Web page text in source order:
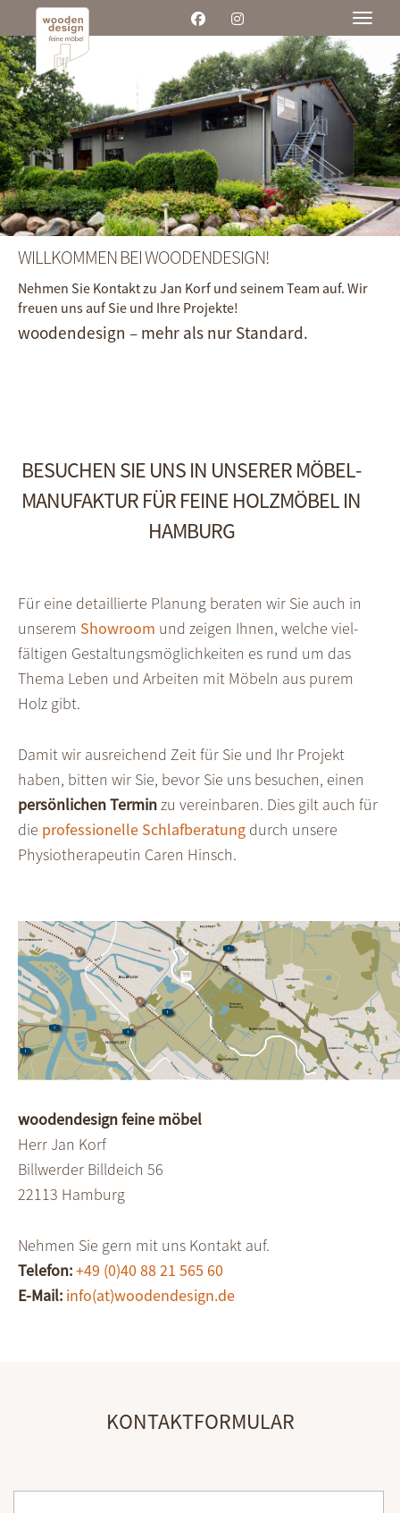
WILLKOMMEN BEI WOODENDESIGN!
Nehmen Sie Kontakt zu Jan Korf und seinem Team auf. Wir
freuen uns auf Sie und Ihre Projekte!
woodendesign – mehr als nur Standard.
BESUCHEN SIE UNS IN UNSERER MÖBEL­
MANUFAKTUR FÜR FEINE HOLZMÖBEL IN
HAMBURG
Für eine detaillierte Planung beraten wir Sie auch in
unserem Show­room und zeigen Ihnen, welche viel­
fältigen Gestal­tungs­möglich­keiten es rund um das
Thema Leben und Arbeiten mit Möbeln aus purem
Holz gibt.
Damit wir ausreichend Zeit für Sie und Ihr Projekt
haben, bitten wir Sie, bevor Sie uns besuchen, einen
persön­lichen Terminzu vereinbaren. Dies gilt auch für
die profes­sionelle Schlaf­beratung durch unsere
Physio­therapeutin Caren Hinsch.
woodendesign feine möbel
Herr Jan Korf
Billwerder Billdeich 56
22113 Hamburg
Nehmen Sie gern mit uns Kontakt auf.
Telefon:+49 (0)40 88 21 565 60
E-Mail: info(at)woodendesign.de
KONTAKTFORMULAR